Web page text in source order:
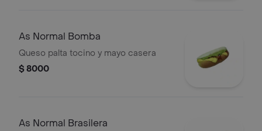
As Normal Bomba
Queso palta tocino y mayo casera
$ 8000
As Normal Brasilera